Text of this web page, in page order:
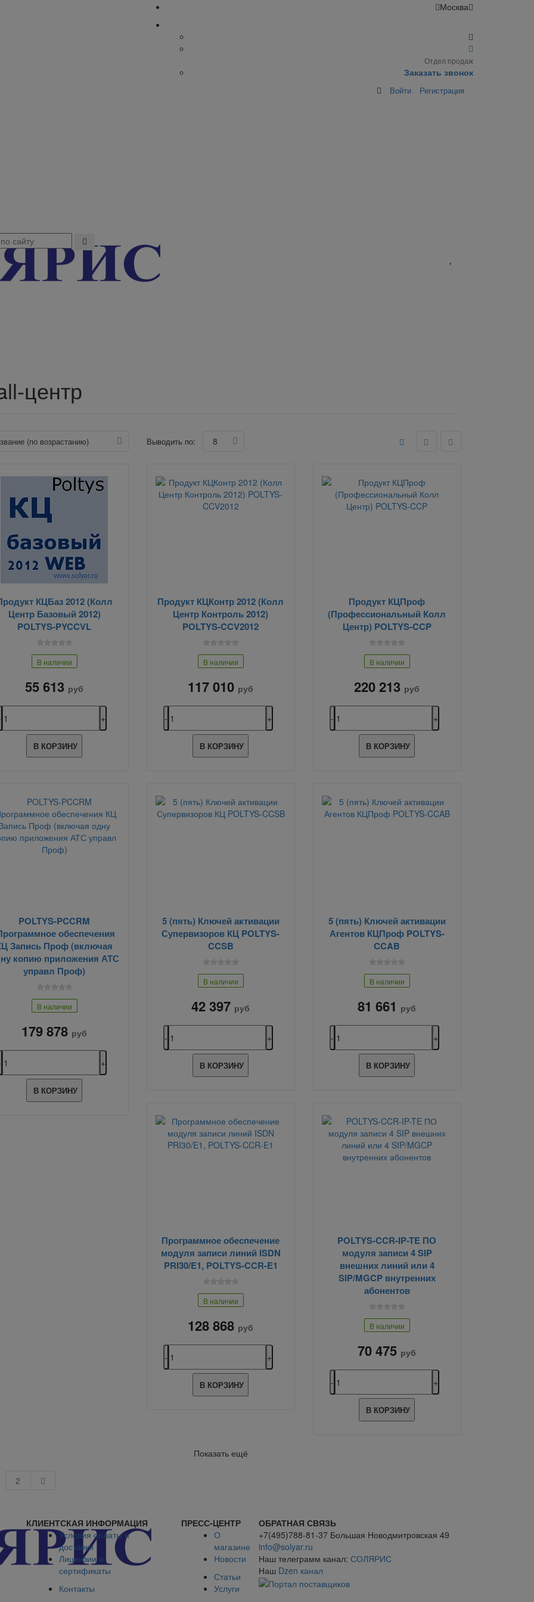
Москва
Отдел продаж
Заказать звонок
Войти Регистрация
центр
(по возрастанию) Выводить по: 8
КЦБаз 2012 (Колл
Центр Базовый 2012)
POLTYS-PYCCVL
В наличии
55 613 руб
В КОРЗИНУ
Продукт КЦКонтр 2012 (Колл
Центр Контроль 2012)
POLTYS-CCV2012
В наличии
117 010 руб
В КОРЗИНУ
Продукт КЦПроф
(Профессиональный Колл
Центр) POLTYS-CCP
В наличии
220 213 руб
В КОРЗИНУ
POLTYS-PCCRM
обеспечения
Запись Проф (включая
копию приложения АТС
управл Проф)
В наличии
179 878 руб
В КОРЗИНУ
5 (пять) Ключей активации
Супервизоров КЦ POLTYS-
CCSB
В наличии
42 397 руб
В КОРЗИНУ
5 (пять) Ключей активации
Агентов КЦПроф POLTYS-
CCAB
В наличии
81 661 руб
В КОРЗИНУ
Программное обеспечение
модуля записи линий ISDN
PRI30/E1, POLTYS-CCR-E1
В наличии
128 868 руб
В КОРЗИНУ
POLTYS-CCR-IP-TE ПО
модуля записи 4 SIP
внешних линий или 4
SIP/MGCP внутренних
абонентов
В наличии
70 475 руб
В КОРЗИНУ
Показать ещё
2
КЛИЕНТСКАЯ ИНФОРМАЦИЯ ПРЕСС-ЦЕНТР
ОБРАТНАЯ СВЯЗЬ
Условия оплаты и
доставки
Лицензии и
сертификаты
Контакты
О
магазине
Новости
Статьи
Услуги
+7(495)788-81-37 Большая Новодмитровская 49
info@solyar.ru
Наш телеграмм канал: СОЛЯРИС
Наш Dzen канал